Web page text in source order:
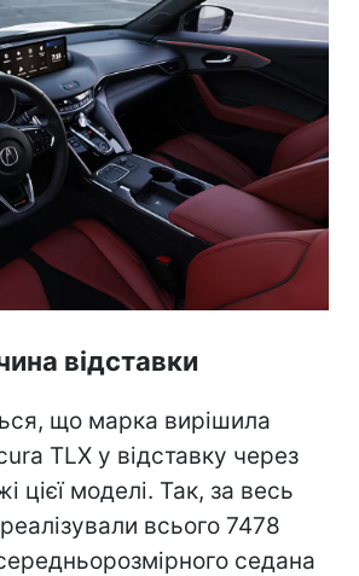
відставки
що марка вирішила
TLX у відставку через
цієї моделі. Так, за весь
всього 7478
седана